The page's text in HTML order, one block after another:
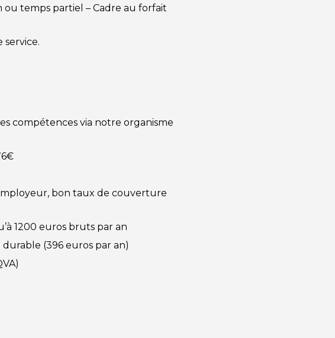
ou temps partiel – Cadre au forfait
service.
compétences via notre organisme
bon taux de couverture
1200 euros bruts par an
(396 euros par an)